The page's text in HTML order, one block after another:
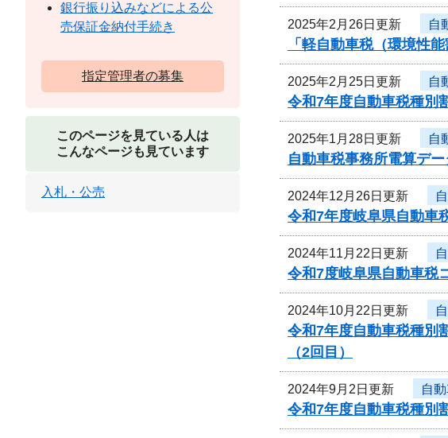
2025年2月26日更新 自
「軽自動車税（環境性
2025年2月25日更新 自
令和7年度自動車税種別
2025年1月28日更新 自
自動車税事務所電算デ
2024年12月26日更新
令和7年度岐阜県自動車
2024年11月22日更新
令和7度岐阜県自動車税
2024年10月22日更新
令和7年度自動車税種別
（2回目）
2024年9月2日更新 自
令和7年度自動車税種別
銀行振り込みなどによる公
売保証金納付手続き
指定管理者の募集
このページを見ている人は
こんなページも見ています
入札・公売